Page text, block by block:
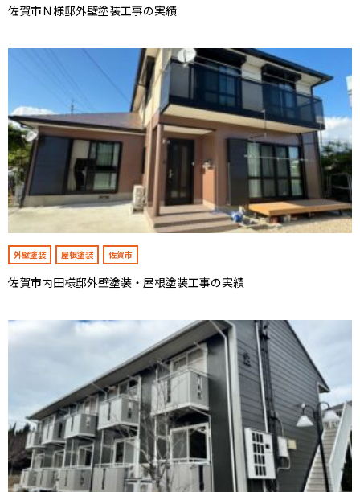
佐賀市Ｎ様邸外壁塗装工事の実績
外壁塗装 屋根塗装 佐賀市
佐賀市内田様邸外壁塗装・屋根塗装工事の実績